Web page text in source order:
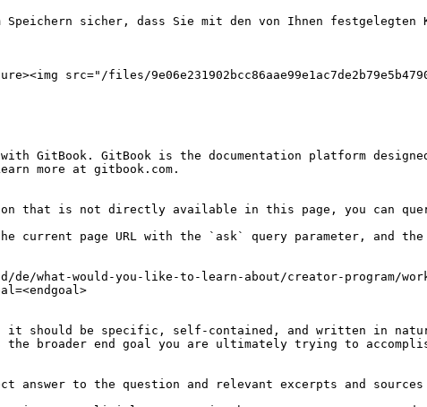
sicher, dass Sie mit den von Ihnen festgelegten
src="/files/
GitBook. GitBook is the documentation platform
more at gitbook.com.
that is not directly available in this page, you can
the current page URL with the `ask` query parameter, and
de/what-would-you-like-to-learn-about/creator-program/
it should be specific, self-contained, and written in
broader end goal you are ultimately trying to
answer to the question and relevant excerpts and sources